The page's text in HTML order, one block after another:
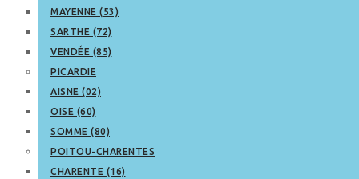
MAYENNE (53)
SARTHE (72)
VENDÉE (85)
PICARDIE
AISNE (02)
OISE (60)
SOMME (80)
POITOU-CHARENTES
CHARENTE (16)